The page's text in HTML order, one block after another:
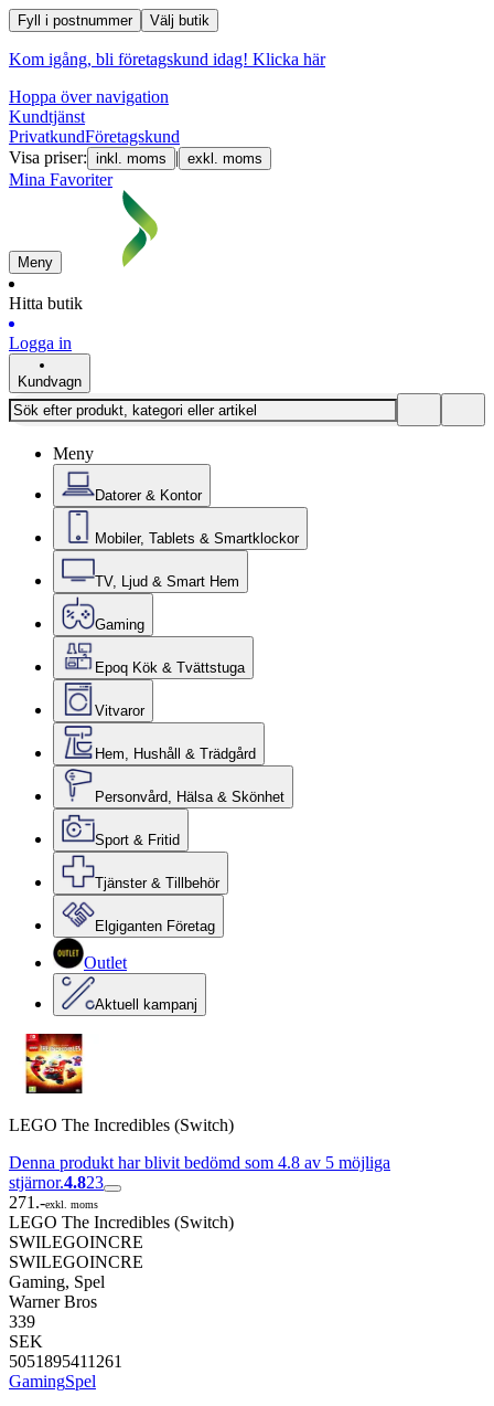
Fyll i postnummer Välj butik
Kom igång, bli företagskund idag! Klicka här
Hoppa över navigation
Kundtjänst
PrivatkundFöretagskund
Visa priser: inkl. moms | exkl. moms
Mina Favoriter
Meny
Hitta butik
Logga in
Kundvagn
Meny
Datorer & Kontor
Mobiler, Tablets & Smartklockor
TV, Ljud & Smart Hem
Gaming
Epoq Kök & Tvättstuga
Vitvaror
Hem, Hushåll & Trädgård
Personvård, Hälsa & Skönhet
Sport & Fritid
Tjänster & Tillbehör
Elgiganten Företag
Outlet
Aktuell kampanj
LEGO The Incredibles (Switch)
Denna produkt har blivit bedömd som 4.8 av 5 möjliga
stjärnor.4.823
271.-exkl. moms
LEGO The Incredibles (Switch)
SWILEGOINCRE
SWILEGOINCRE
Gaming, Spel
Warner Bros
339
SEK
5051895411261
GamingSpel